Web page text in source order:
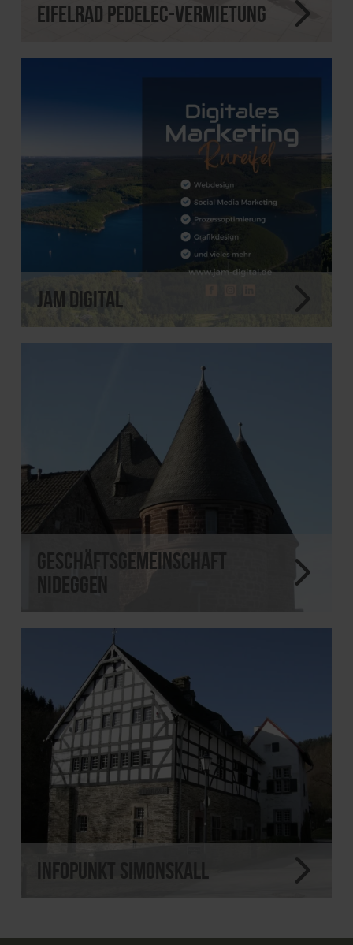
eifelRAD Pedelec-Vermietung
JAM digital
Geschäftsgemeinschaft
Nideggen
Infopunkt Simonskall